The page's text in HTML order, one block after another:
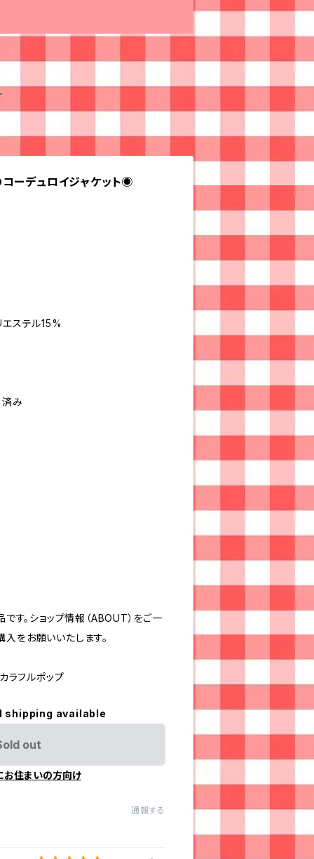
ーデュロイジャケット◉
ステル15%
済み
す。ショップ情報（ABOUT）をご一
をお願いいたします。
ラフルポップ
shipping available
out
お住まいの方向け
通報する